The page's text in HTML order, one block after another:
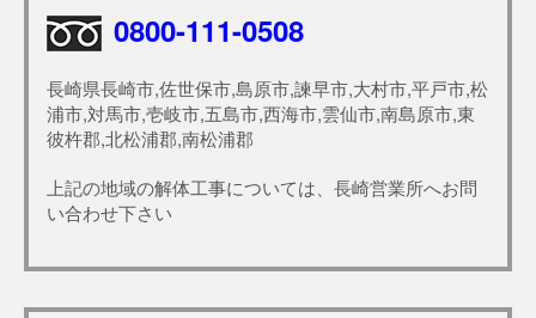
0800-111-0508
長崎県長崎市,佐世保市,島原市,諫早市,大村市,平戸市,松
浦市,対馬市,壱岐市,五島市,西海市,雲仙市,南島原市,東
彼杵郡,北松浦郡,南松浦郡
上記の地域の解体工事については、長崎営業所へお問
い合わせ下さい